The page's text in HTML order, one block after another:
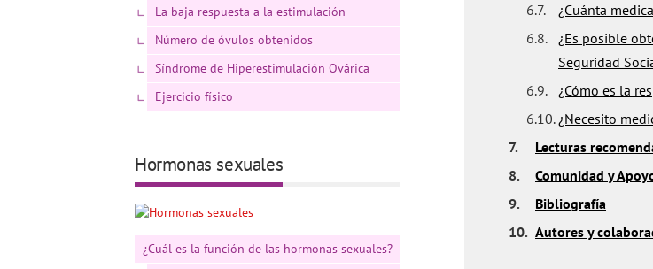
6.7.
¿Cuánta
6.8. ¿Es posible
Seguridad
6.9. ¿Cómo es la
6.10.¿Necesito
7.
Lecturas
8.
Comunidad y
9.
Bibliografía
10. Autores y
La baja respuesta a la estimulación
Número de óvulos obtenidos
Síndrome de Hiperestimulación Ovárica
Ejercicio físico
Hormonas sexuales
¿Cuál es la función de las hormonas sexuales?